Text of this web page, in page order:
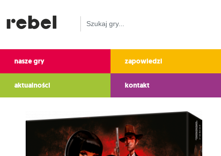
nasze gry zapowiedzi
aktualności kontakt